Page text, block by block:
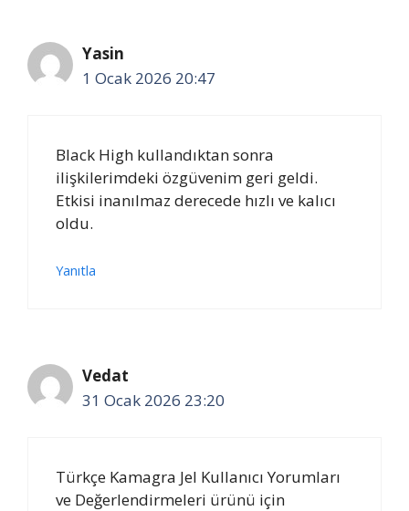
Yasin
1 Ocak 2026 20:47
Black High kullandıktan sonra
ilişkilerimdeki özgüvenim geri geldi.
Etkisi inanılmaz derecede hızlı ve kalıcı
oldu.
Yanıtla
Vedat
31 Ocak 2026 23:20
Türkçe Kamagra Jel Kullanıcı Yorumları
ve Değerlendirmeleri ürünü için